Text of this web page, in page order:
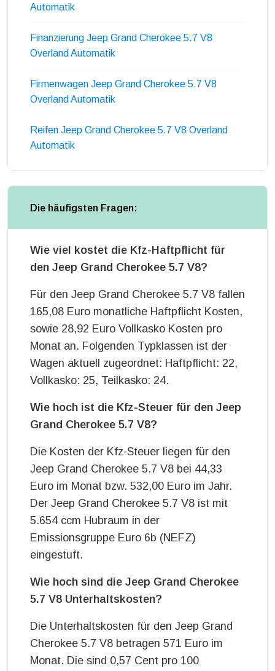
Automatik
Finanzierung Jeep Grand Cherokee 5.7 V8
Overland Automatik
Firmenwagen Jeep Grand Cherokee 5.7 V8
Overland Automatik
Reifen Jeep Grand Cherokee 5.7 V8 Overland
Automatik
Die häufigsten Fragen:
Wie viel kostet die Kfz-Haftpflicht für
den Jeep Grand Cherokee 5.7 V8?
Für den Jeep Grand Cherokee 5.7 V8 fallen
165,08 Euro monatliche Haftpflicht Kosten,
sowie 28,92 Euro Vollkasko Kosten pro
Monat an. Folgenden Typklassen ist der
Wagen aktuell zugeordnet: Haftpflicht: 22,
Vollkasko: 25, Teilkasko: 24.
Wie hoch ist die Kfz-Steuer für den Jeep
Grand Cherokee 5.7 V8?
Die Kosten der Kfz-Steuer liegen für den
Jeep Grand Cherokee 5.7 V8 bei 44,33
Euro im Monat bzw. 532,00 Euro im Jahr.
Der Jeep Grand Cherokee 5.7 V8 ist mit
5.654 ccm Hubraum in der
Emissionsgruppe Euro 6b (NEFZ)
eingestuft.
Wie hoch sind die Jeep Grand Cherokee
5.7 V8 Unterhaltskosten?
Die Unterhaltskosten für den Jeep Grand
Cherokee 5.7 V8 betragen 571 Euro im
Monat. Die sind 0,57 Cent pro 100